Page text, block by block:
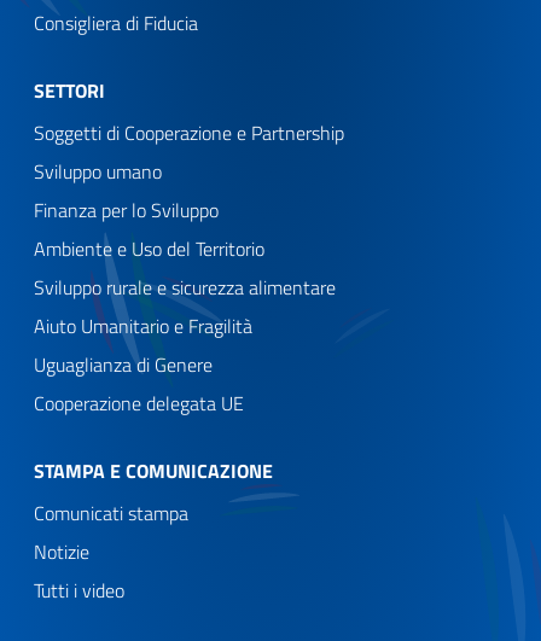
Consigliera di Fiducia
SETTORI
Soggetti di Cooperazione e Partnership
Sviluppo umano
Finanza per lo Sviluppo
Ambiente e Uso del Territorio
Sviluppo rurale e sicurezza alimentare
Aiuto Umanitario e Fragilità
Uguaglianza di Genere
Cooperazione delegata UE
STAMPA E COMUNICAZIONE
Comunicati stampa
Notizie
Tutti i video